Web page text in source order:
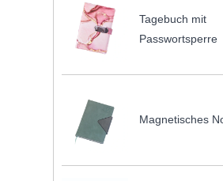
Tagebuch mit
Passwortsperre
Magnetisches